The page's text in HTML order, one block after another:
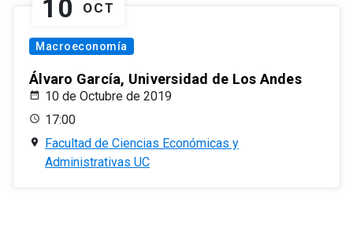
10 OCT
Macroeconomía
Álvaro García, Universidad de Los Andes
10 de Octubre de 2019
17:00
Facultad de Ciencias Económicas y
Administrativas UC